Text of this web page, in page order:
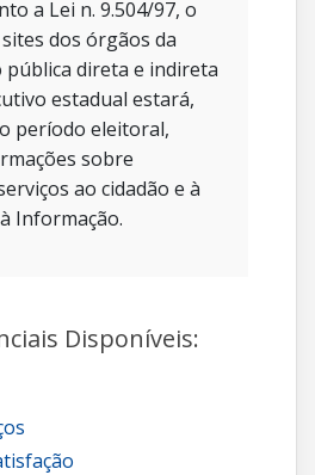
a Lei n. 9.504/97, o
dos órgãos da
pública direta e indireta
estadual estará,
período eleitoral,
sobre
ao cidadão e à
Informação.
Disponíveis: